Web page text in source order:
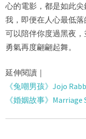
心的電影，都是如此
我，即便在人心最低
可以陪伴你度過黑夜
勇氣再度翩翩起舞。
延伸閱讀｜
《兔嘲男孩》Jojo
《婚姻故事》